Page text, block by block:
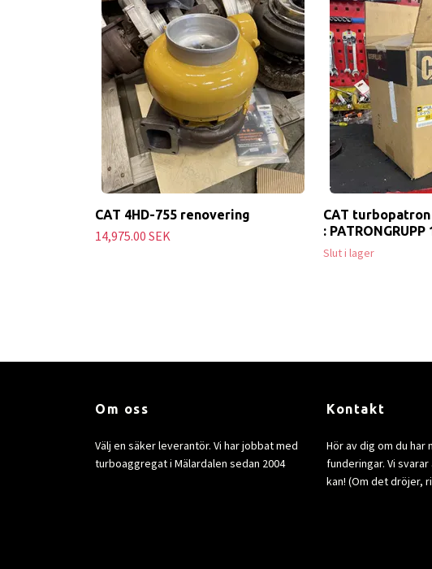
CAT 4HD-755 renovering
14,975.00 SEK
CAT turbopatron
: PATRONGRUPP
Slut i lager
Om oss
Välj en säker leverantör. Vi har jobbat med
turboaggregat i Mälardalen sedan 2004
Kontakt
Hör av dig om du har
funderingar. Vi
kan! (Om det dröjer,